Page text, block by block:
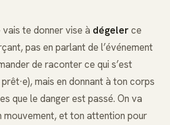
te donner vise à dégelerce
pas en parlant de l’événement
de raconter ce qui s’est
mais en donnant à ton corps
que le danger est passé. On va
mouvement, et ton attention pour